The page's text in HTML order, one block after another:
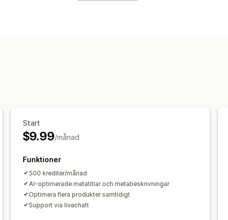
Start
$9.99/månad
Funktioner
500 krediter/månad
AI-optimerade metatitlar och metabeskrivningar
Optimera flera produkter samtidigt
Support via livechatt